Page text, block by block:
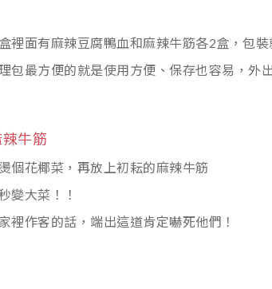
裡面有麻辣豆腐鴨血和麻辣牛筋各2盒，包裝
包最方便的就是使用方便、保存也容易，外
牛筋
個花椰菜，再放上初耘的麻辣牛筋
變大菜！！
裡作客的話，端出這道肯定嚇死他們！